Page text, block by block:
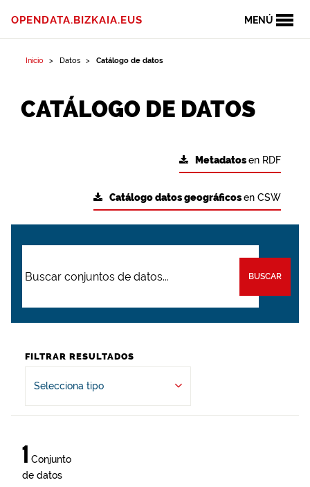
MENÚ
OPENDATA.BIZKAIA.EUS
Inicio Datos Catálogo de datos
CATÁLOGO DE DATOS
Metadatosen RDF
Catálogo datos geográficosen CSW
BUSCAR
FILTRAR RESULTADOS
Selecciona tipo
1 Conjunto
de datos